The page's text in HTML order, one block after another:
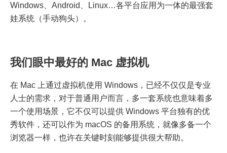
Windows、Android、Linux…各平台应用为一体的最强套
娃系统（手动狗头）。
我们眼中最好的 Mac 虚拟机
在 Mac 上通过虚拟机使用 Windows，已经不仅仅是专业
人士的需求，对于普通用户而言，多一套系统也意味着多
一个使用场景，它不仅可以提供 Windows 平台独有的优
秀软件，还可以作为 macOS 的备用系统，就像多备一个
浏览器一样，也许在关键时刻能够提供很大帮助。